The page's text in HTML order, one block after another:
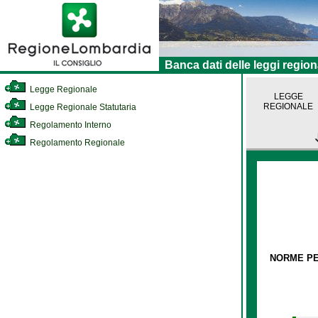
Banca dati delle leggi
Legge Regionale
Legge Regionale Statutaria
Regolamento Interno
Regolamento Regionale
LEGGE
REGIONALE
NORME